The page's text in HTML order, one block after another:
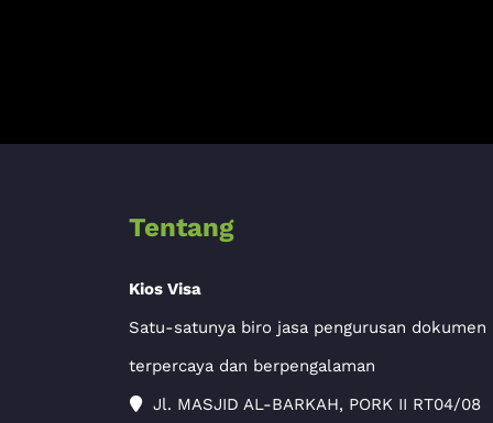
Tentang
Kios Visa
Satu-satunya biro jasa pengurusan dokumen
terpercaya dan berpengalaman
Jl. MASJID AL-BARKAH, PORK II RT04/08